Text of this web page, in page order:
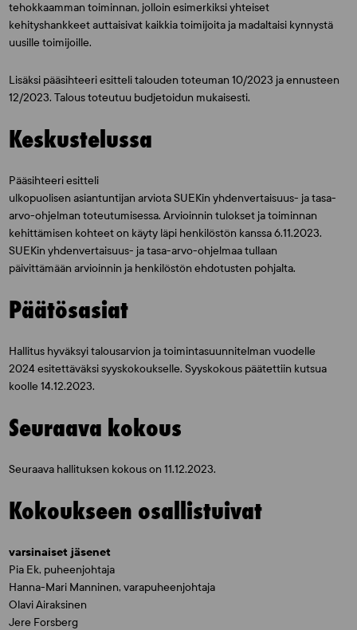
tehokkaamman toiminnan, jolloin esimerkiksi yhteiset
kehityshankkeet auttaisivat kaikkia toimijoita ja madaltaisi kynnystä
uusille toimijoille.
Lisäksi pääsihteeri esitteli talouden toteuman 10/2023 ja ennusteen
12/2023. Talous toteutuu budjetoidun mukaisesti.
Keskustelussa
Pääsihteeri esitteli
ulkopuolisen asiantuntijan arviota SUEKin yhdenvertaisuus- ja tasa-
arvo-ohjelman toteutumisessa. Arvioinnin tulokset ja toiminnan
kehittämisen kohteet on käyty läpi henkilöstön kanssa 6.11.2023.
SUEKin yhdenvertaisuus- ja tasa-arvo-ohjelmaa tullaan
päivittämään arvioinnin ja henkilöstön ehdotusten pohjalta.
Päätösasiat
Hallitus hyväksyi talousarvion ja toimintasuunnitelman vuodelle
2024 esitettäväksi syyskokoukselle. Syyskokous päätettiin kutsua
koolle 14.12.2023.
Seuraava kokous
Seuraava hallituksen kokous on 11.12.2023.
Kokoukseen osallistuivat
varsinaiset jäsenet
Pia Ek, puheenjohtaja
Hanna-Mari Manninen, varapuheenjohtaja
Olavi Airaksinen
Jere Forsberg